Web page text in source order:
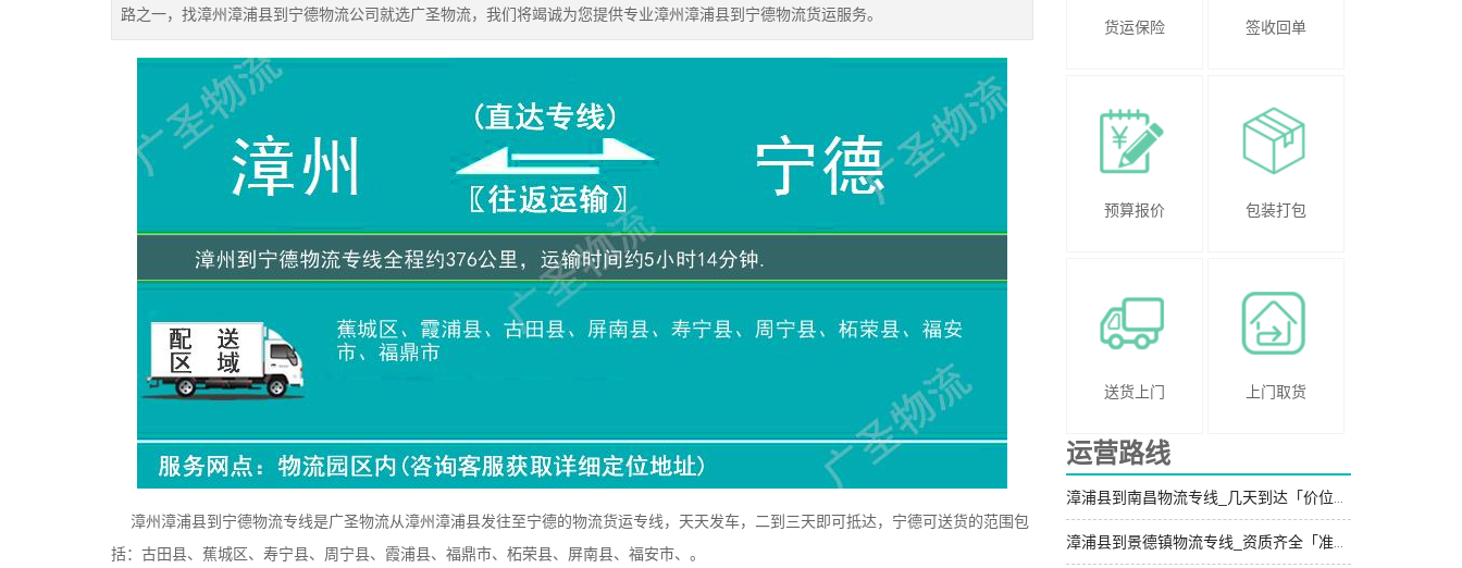
路之一，找漳州漳浦县到宁德物流公司就选广圣物流，我们将竭诚为您提供专业漳州漳浦县到宁德物流货运服务。
漳州漳浦县到宁德物流专线是广圣物流从漳州漳浦县发往至宁德的物流货运专线，天天发车，二到三天即可抵达，宁德可送货的范围包
括：古田县、蕉城区、寿宁县、周宁县、霞浦县、福鼎市、柘荣县、屏南县、福安市、。
货运保险 签收回单
预算报价 包装打包
送货上门 上门取货
运营路线
漳浦县到南昌物流专线_几天到达「价位合理」
漳浦县到景德镇物流专线_资质齐全「准时到货」